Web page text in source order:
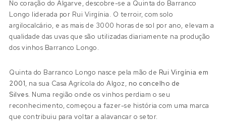
No coração do Algarve, descobre-se a Quinta do Barranco
Longo liderada por Rui Virgínia. O terroir, com solo
argilocalcário, e as mais de 3000 horas de sol por ano, elevam a
qualidade das uvas que são utilizadas diariamente na produção
dos vinhos Barranco Longo.
Quinta do Barranco Longo nasce pela mão de Rui Virgínia em
2001, na sua Casa Agrícola do Algoz, no concelho de
Silves. Numa região onde os vinhos perdiam o seu
reconhecimento, começou a fazer-se história com uma marca
que contribuiu para voltar a alavancar o setor.